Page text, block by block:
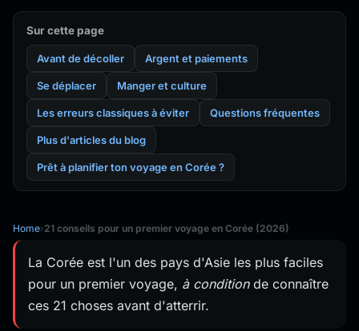
Sur cette page
Avant de décoller Argent et paiements
Se déplacer Manger et culture
Les erreurs classiques à éviter Questions fréquentes
Plus d'articles du blog
Prêt à planifier ton voyage en Corée ?
Home›21 conseils pour un premier voyage en Corée (2026)
La Corée est l'un des pays d'Asie les plus faciles
pour un premier voyage, à conditionde connaître
ces 21 choses avant d'atterrir.